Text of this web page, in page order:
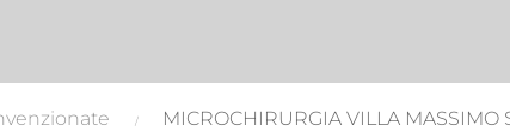
MICROCHIRURGIA VILLA MASSIMO